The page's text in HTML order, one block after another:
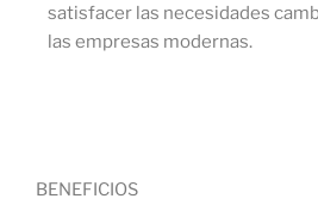
satisfacer las necesidades
las empresas modernas.
BENEFICIOS